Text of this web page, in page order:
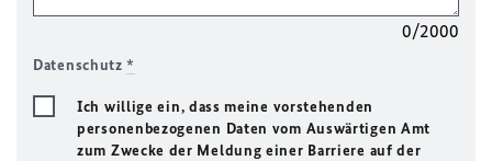
0/2000
Datenschutz*
Ich willige ein, dass meine vorstehenden
personenbezogenen Daten vom Auswärtigen Amt
zum Zwecke der Meldung einer Barriere auf der